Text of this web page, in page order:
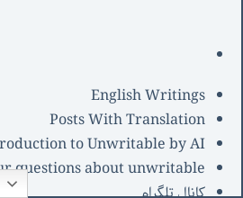
English Writings
Posts With Translation
to Unwritable by AI
questions about unwritable